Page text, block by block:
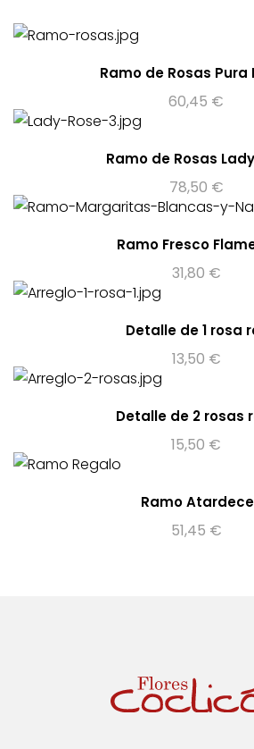
Ramo de Rosas Pura
60,45 €
Ramo de Rosas
78,50 €
Ramo Fresco
31,80 €
Detalle de 1 rosa
13,50 €
Detalle de 2 rosas
15,50 €
Ramo
51,45 €